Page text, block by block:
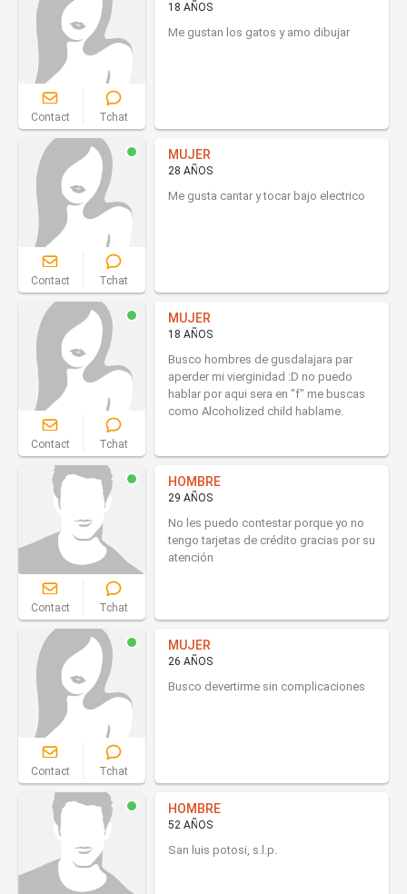
Contact Tchat
18 AÑOS
Me gustan los gatos y amo dibujar
Contact Tchat
MUJER
28 AÑOS
Me gusta cantar y tocar bajo electrico
Contact Tchat
MUJER
18 AÑOS
Busco hombres de gusdalajara par
aperder mi vierginidad :D no puedo
hablar por aqui sera en "f" me buscas
como Alcoholized child hablame.
Contact Tchat
HOMBRE
29 AÑOS
No les puedo contestar porque yo no
tengo tarjetas de crédito gracias por su
atención
Contact Tchat
MUJER
26 AÑOS
Busco devertirme sin complicaciones
HOMBRE
52 AÑOS
San luis potosi, s.l.p.